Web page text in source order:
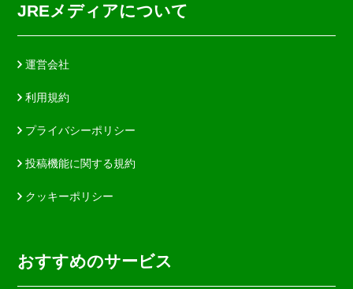
JREメディアについて
運営会社
利用規約
プライバシーポリシー
投稿機能に関する規約
クッキーポリシー
おすすめのサービス